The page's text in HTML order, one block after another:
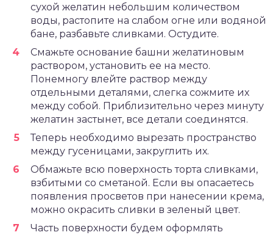
сухой желатин небольшим количеством
воды, растопите на слабом огне или водяной
бане, разбавьте сливками. Остудите.
Смажьте основание башни желатиновым
раствором, установить ее на место.
Понемногу влейте раствор между
отдельными деталями, слегка сожмите их
между собой. Приблизительно через минуту
желатин застынет, все детали соединятся.
Теперь необходимо вырезать пространство
между гусеницами, закруглить их.
Обмажьте всю поверхность торта сливками,
взбитыми со сметаной. Если вы опасаетесь
появления просветов при нанесении крема,
можно окрасить сливки в зеленый цвет.
Часть поверхности будем оформлять